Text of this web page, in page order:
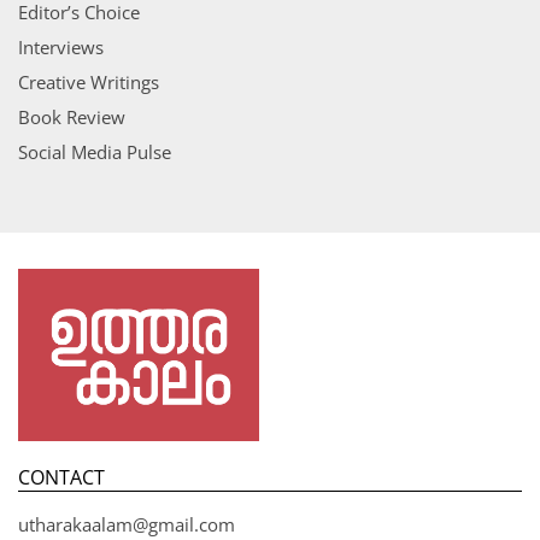
Editor’s Choice
Interviews
Creative Writings
Book Review
Social Media Pulse
CONTACT
utharakaalam@gmail.com